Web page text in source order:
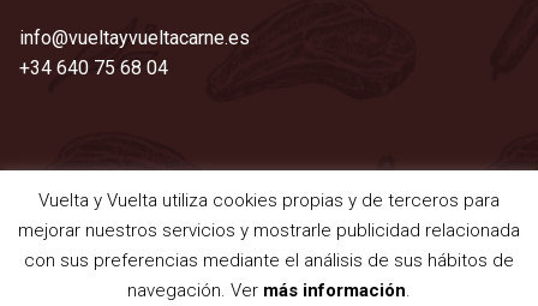
info@vueltayvueltacarne.es
+34 640 75 68 04
©2021 Vuelta y Vuelta
Aviso legal|Cookies|Privacidad|Términos y condiciones
Vuelta y Vuelta utiliza cookies propias y de terceros para
mejorar nuestros servicios y mostrarle publicidad relacionada
con sus preferencias mediante el análisis de sus hábitos de
navegación. Ver más información.